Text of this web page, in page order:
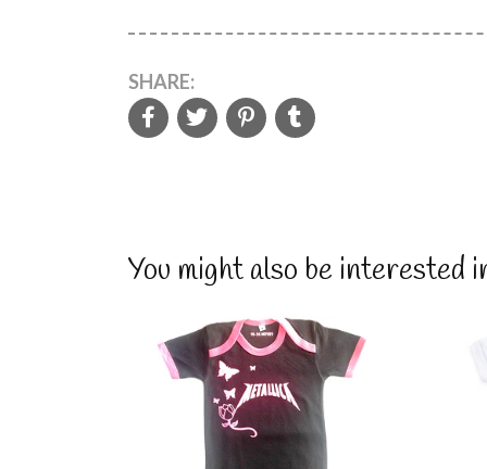
SHARE:
You might also be interested